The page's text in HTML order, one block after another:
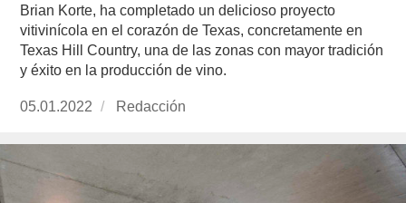
Brian Korte, ha completado un delicioso proyecto
vitivinícola en el corazón de Texas, concretamente en
Texas Hill Country, una de las zonas con mayor tradición
y éxito en la producción de vino.
Publicado
05.01.2022 https://www.experimenta.es/author/redaccion/
Redacción